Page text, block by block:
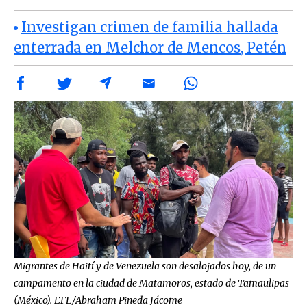
Investigan crimen de familia hallada
enterrada en Melchor de Mencos, Petén
Migrantes de Haití y de Venezuela son desalojados hoy, de un
campamento en la ciudad de Matamoros, estado de Tamaulipas
(México). EFE/Abraham Pineda Jácome